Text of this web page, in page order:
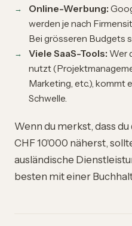
Online-Werbung:
werden je nach
Bei grösseren Budgets
Viele SaaS-Tools: Wer
nutzt
Marketing, etc.), kommt
Schwelle.
Wenn du merkst, dass
CHF 10'000 näherst,
ausländische
besten mit einer